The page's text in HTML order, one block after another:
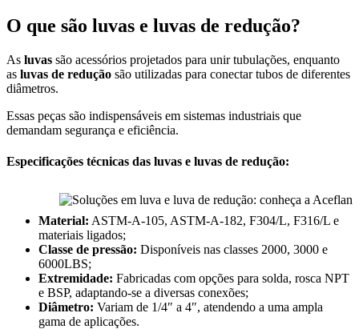
O que são luvas e luvas de redução?
As luvas são acessórios projetados para unir tubulações, enquanto
as luvas de redução são utilizadas para conectar tubos de diferentes
diâmetros.
Essas peças são indispensáveis em sistemas industriais que
demandam segurança e eficiência.
Especificações técnicas das luvas e luvas de redução:
Material: ASTM-A-105, ASTM-A-182, F304/L, F316/L e
materiais ligados;
Classe de pressão: Disponíveis nas classes 2000, 3000 e
6000LBS;
Extremidade: Fabricadas com opções para solda, rosca NPT
e BSP, adaptando-se a diversas conexões;
Diâmetro: Variam de 1/4″ a 4″, atendendo a uma ampla
gama de aplicações.